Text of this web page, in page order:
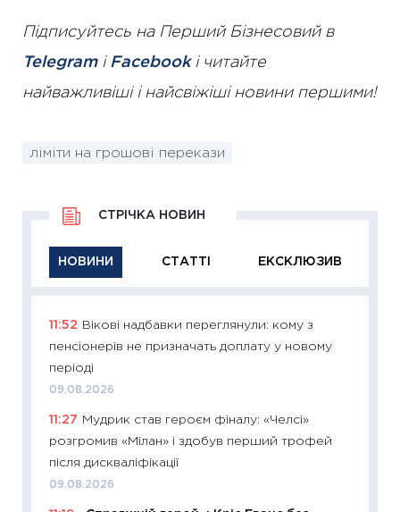
Підписуйтесь на Перший Бізнесовий в
Telegramі Facebookі читайте
найважливіші і найсвіжіші новини першими!
ліміти на грошові перекази
НОВИНИ СТАТТІ ЕКСКЛЮЗИВ
СТРІЧКА НОВИН
11:52
Вікові надбавки переглянули: кому з
пенсіонерів не призначать доплату у новому
періоді
09.08.2026
11:27 Мудрик став героєм фіналу: «Челсі»
розгромив «Мілан» і здобув перший трофей
після дискваліфікації
09.08.2026